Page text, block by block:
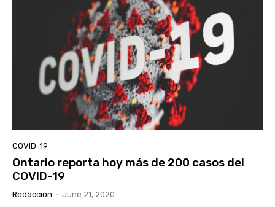
COVID-19
Ontario reporta hoy más de 200 casos del
COVID-19
Redacción - June 21, 2020